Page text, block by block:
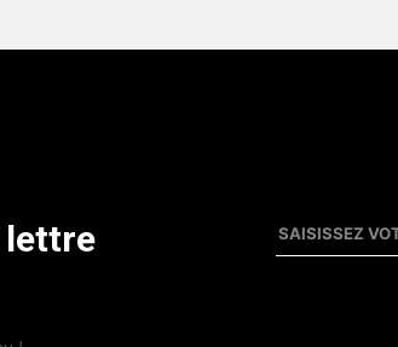
lettre